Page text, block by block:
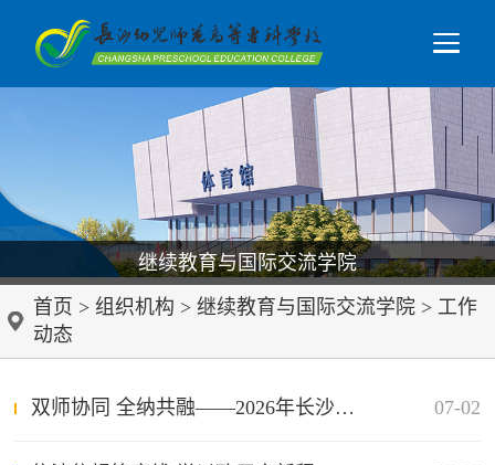
继续教育与国际交流学院
首页 > 组织机构 > 继续教育与国际交流学院 > 工作
动态
双师协同 全纳共融——2026年长沙市学前普特融合教育专题研修班在我校顺利举办 07-02